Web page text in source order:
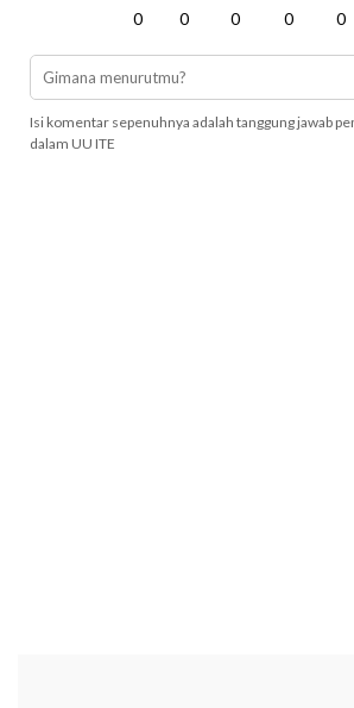
0 0 0 0 0
Isi komentar sepenuhnya adalah tanggung jawab
dalam UU ITE